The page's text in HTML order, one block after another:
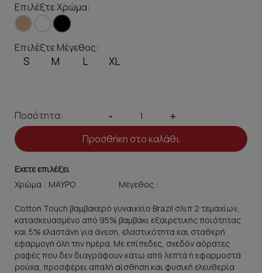
Επιλέξτε Χρώμα:
Επιλέξτε Μέγεθος:
S M L XL
Ποσότητα: - +
Προσθήκη στο καλάθι
Εχετε επιλέξει
Χρώμα :
Μέγεθος :
Cotton Touch βαμβακερό γυναικείο Brazil σλιπ 2 τεμαχίων,
κατασκευασμένο από 95% βαμβάκι εξαιρετικής ποιότητας
και 5% ελαστάνη για άνεση, ελαστικότητα και σταθερή
εφαρμογή όλη την ημέρα. Με επίπεδες, σχεδόν αόρατες
ραφές που δεν διαγράφουν κάτω από λεπτά ή εφαρμοστά
ρούχα, προσφέρει απαλή αίσθηση και φυσική ελευθερία